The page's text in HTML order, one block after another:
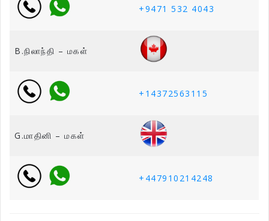
+9471 532 4043
B.நிலாந்தி – மகள்
‪+14372563115‬
G.மாதினி – மகள்
‪+447910214248‬